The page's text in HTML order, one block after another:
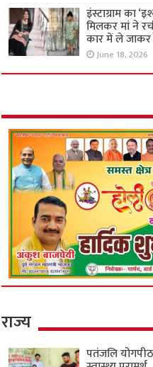
इंस्टाग्राम का
मिलकर मां ने
कार में ले जाकर
June 18, 2026
राज्य
पतंजलि